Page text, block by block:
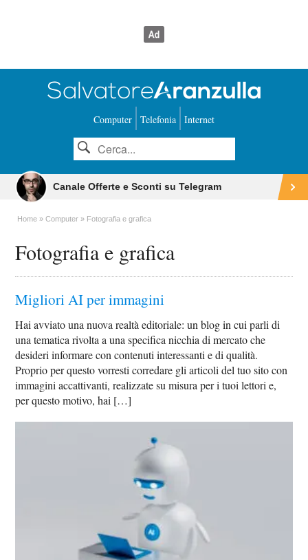
Computer Telefonia Internet
Canale Offerte e Sconti su Telegram
Home Computer Fotografia e grafica
Fotografia e grafica
Migliori AI per immagini
Hai avviato una nuova realtà editoriale: un blog in cui parli di
una tematica rivolta a una specifica nicchia di mercato che
desideri informare con contenuti interessanti e di qualità.
Proprio per questo vorresti corredare gli articoli del tuo sito con
immagini accattivanti, realizzate su misura per i tuoi lettori e,
per questo motivo, hai […]